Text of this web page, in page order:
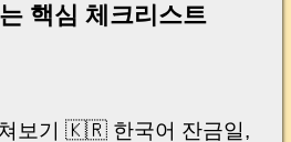
핵심 체크리스트
보기 🇰🇷 한국어 잔금일,